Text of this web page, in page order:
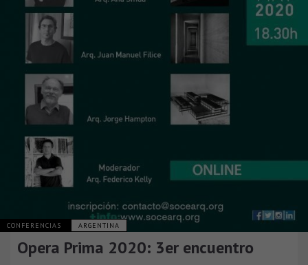
CONFERENCIAS ARGENTINA
Opera Prima 2020: 3er encuentro